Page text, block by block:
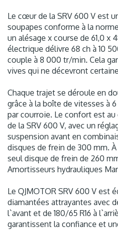
Le cœur de la SRV 600 V est
soupapes conforme à la
un alésage x course de 61,0 x
électrique délivre 68 ch à 10
couple à 8 000 tr/min. Cela
vives qui ne décevront
Chaque trajet se déroule en
grâce à la boîte de vitesses à
par courroie. Le confort est
de la SRV 600 V, avec un
suspension avant en
disques de frein de 300 mm.
seul disque de frein de 260
Amortisseurs hydrauliques
Le QJMOTOR SRV 600 V est
diamantées attrayantes avec
l`avant et de 180/65 R16 à
garantissent la confiance et